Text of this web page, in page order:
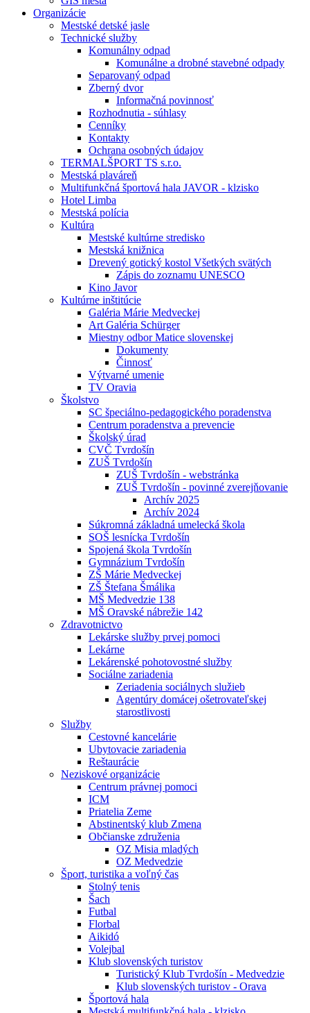
Organizácie
Mestské detské jasle
Technické služby
Komunálny odpad
Komunálne a drobné stavebné odpady
Separovaný odpad
Zberný dvor
Informačná povinnosť
Rozhodnutia - súhlasy
Cenníky
Kontakty
Ochrana osobných údajov
TERMALŠPORT TS s.r.o.
Mestská plaváreň
Multifunkčná športová hala JAVOR - klzisko
Hotel Limba
Mestská polícia
Kultúra
Mestské kultúrne stredisko
Mestská knižnica
Drevený gotický kostol Všetkých svätých
Zápis do zoznamu UNESCO
Kino Javor
Kultúrne inštitúcie
Galéria Márie Medveckej
Art Galéria Schürger
Miestny odbor Matice slovenskej
Dokumenty
Činnosť
Výtvarné umenie
TV Oravia
Školstvo
SC špeciálno-pedagogického poradenstva
Centrum poradenstva a prevencie
Školský úrad
CVČ Tvrdošín
ZUŠ Tvrdošín
ZUŠ Tvrdošín - webstránka
ZUŠ Tvrdošín - povinné zverejňovanie
Archív 2025
Archív 2024
Súkromná základná umelecká škola
SOŠ lesnícka Tvrdošín
Spojená škola Tvrdošín
Gymnázium Tvrdošín
ZŠ Márie Medveckej
ZŠ Štefana Šmálika
MŠ Medvedzie 138
MŠ Oravské nábrežie 142
Zdravotnictvo
Lekárske služby prvej pomoci
Lekárne
Lekárenské pohotovostné služby
Sociálne zariadenia
Zeriadenia sociálnych služieb
Agentúry domácej ošetrovateľskej
starostlivosti
Služby
Cestovné kancelárie
Ubytovacie zariadenia
Reštaurácie
Neziskové organizácie
Centrum právnej pomoci
ICM
Priatelia Zeme
Abstinentský klub Zmena
Občianske združenia
OZ Misia mladých
OZ Medvedzie
Šport, turistika a voľný čas
Stolný tenis
Šach
Futbal
Florbal
Aikidó
Volejbal
Klub slovenských turistov
Turistický Klub Tvrdošín - Medvedzie
Klub slovenských turistov - Orava
Športová hala